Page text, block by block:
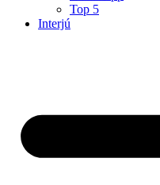
Top 5
Interjú